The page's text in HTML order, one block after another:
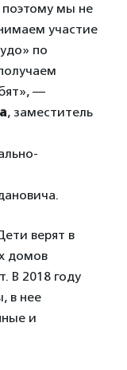
мы не
участие
по
—
, заместитель
верят в
домов
В 2018 году
в нее
и